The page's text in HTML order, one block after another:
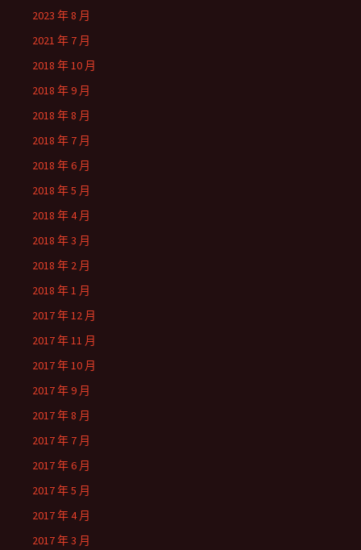
2023 年 8 月
2021 年 7 月
2018 年 10 月
2018 年 9 月
2018 年 8 月
2018 年 7 月
2018 年 6 月
2018 年 5 月
2018 年 4 月
2018 年 3 月
2018 年 2 月
2018 年 1 月
2017 年 12 月
2017 年 11 月
2017 年 10 月
2017 年 9 月
2017 年 8 月
2017 年 7 月
2017 年 6 月
2017 年 5 月
2017 年 4 月
2017 年 3 月